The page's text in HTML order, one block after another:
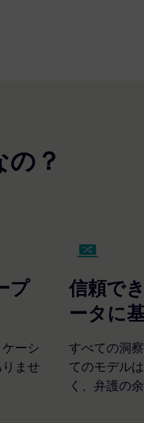
？
プ
ーシ
ませ
信頼で
ータに
すべての洞
てのモデル
く、弁護の